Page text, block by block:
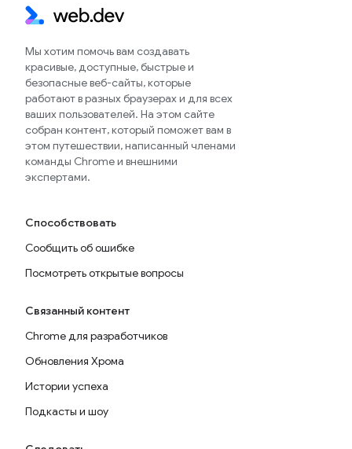
Мы хотим помочь вам создавать
красивые, доступные, быстрые и
безопасные веб-сайты, которые
работают в разных браузерах и для всех
ваших пользователей. На этом сайте
собран контент, который поможет вам в
этом путешествии, написанный членами
команды Chrome и внешними
экспертами.
Способствовать
Сообщить об ошибке
Посмотреть открытые вопросы
Связанный контент
Chrome для разработчиков
Обновления Хрома
Истории успеха
Подкасты и шоу